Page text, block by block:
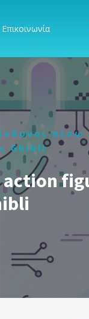
Επικοινωνία
Ghibli
action